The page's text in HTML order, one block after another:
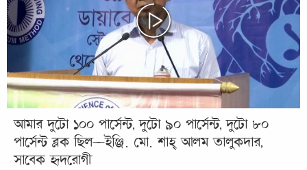
আমার দুটো ১০০ পার্সেন্ট, দুটো ৯০ পার্সেন্ট, দুটো ৮০
পার্সেন্ট ব্লক ছিল—ইঞ্জি. মো. শাহ্ আলম তালুকদার,
সাবেক হৃদরোগী